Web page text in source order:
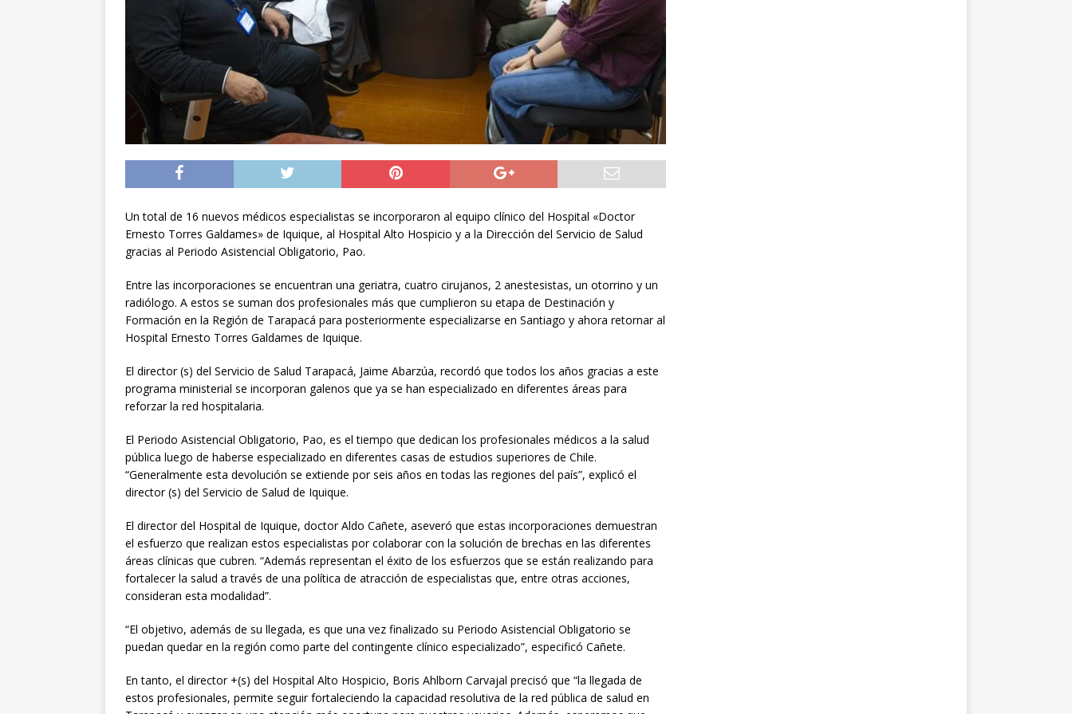
[ 05/08/2026 ] Diputado Álvaro Jofre alerta por el futuro del Casino Municipal de
Iquique
DEPORTES
[ 05/08/2026 ] Concejo Municipal aprueba proyecto para mejorar el alumbrado
público del sector El Boro
ALTO HOSPICIO
[ 06/08/2026 ] El papa León XIV viajará a Uruguay, Argentina y Perú del 6 al 17 de
Un total de 16 nuevos médicos especialistas se incorporaron al equipo clínico del Hospital «Doctor
Ernesto Torres Galdames» de Iquique, al Hospital Alto Hospicio y a la Dirección del Servicio de Salud
gracias al Periodo Asistencial Obligatorio, Pao.
Entre las incorporaciones se encuentran una geriatra, cuatro cirujanos, 2 anestesistas, un otorrino y un
radiólogo. A estos se suman dos profesionales más que cumplieron su etapa de Destinación y
Formación en la Región de Tarapacá para posteriormente especializarse en Santiago y ahora retornar al
Hospital Ernesto Torres Galdames de Iquique.
El director (s) del Servicio de Salud Tarapacá, Jaime Abarzúa, recordó que todos los años gracias a este
programa ministerial se incorporan galenos que ya se han especializado en diferentes áreas para
reforzar la red hospitalaria.
El Periodo Asistencial Obligatorio, Pao, es el tiempo que dedican los profesionales médicos a la salud
pública luego de haberse especializado en diferentes casas de estudios superiores de Chile.
“Generalmente esta devolución se extiende por seis años en todas las regiones del país”, explicó el
director (s) del Servicio de Salud de Iquique.
El director del Hospital de Iquique, doctor Aldo Cañete, aseveró que estas incorporaciones demuestran
el esfuerzo que realizan estos especialistas por colaborar con la solución de brechas en las diferentes
áreas clínicas que cubren. “Además representan el éxito de los esfuerzos que se están realizando para
fortalecer la salud a través de una política de atracción de especialistas que, entre otras acciones,
consideran esta modalidad”.
“El objetivo, además de su llegada, es que una vez finalizado su Periodo Asistencial Obligatorio se
puedan quedar en la región como parte del contingente clínico especializado”, especificó Cañete.
En tanto, el director +(s) del Hospital Alto Hospicio, Boris Ahlborn Carvajal precisó que “la llegada de
estos profesionales, permite seguir fortaleciendo la capacidad resolutiva de la red pública de salud en